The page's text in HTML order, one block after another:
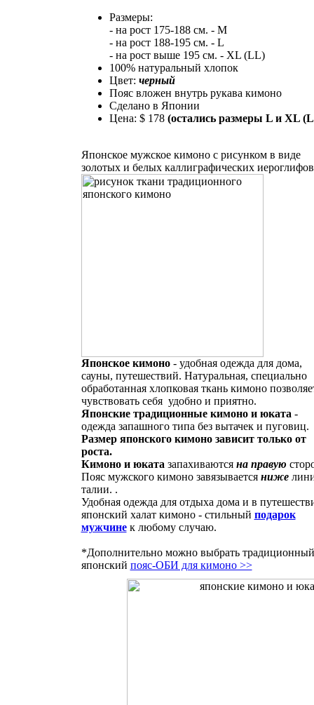
Размеры:
- нa рост 175-188 см. - М
- на рост 188-195 см. - L
- на рост выше 195 см. - XL (LL)
100% натуральный хлопок
Цвет: черный
Пояс вложен внутрь рукава кимоно
Сделано в Японии
Цена: $ 178(остались размеры L и XL
Японское мужское кимоно с рисунком в виде
золотых и белых каллиграфических
Японское кимоно- удобная одежда для дома,
сауны, путешествий. Натуральная, специально
обработанная хлопковая ткань кимоно
чувствовать себя удобно и приятно.
Японские традиционные кимоно и юката -
одежда запашного типа без вытачек и пуговиц.
Размер японского кимоно зависит только от
роста.
Кимоно и юката запахиваются на правую
Пояс мужского кимоно завязывается ниже
талии. .
Удобная одежда для отдыха дома и в
японский халат кимоно - стильный подарок
мужчинек любому случаю.
*Дополнительно можно выбрать традиционный
японский пояс-ОБИ для кимоно >>